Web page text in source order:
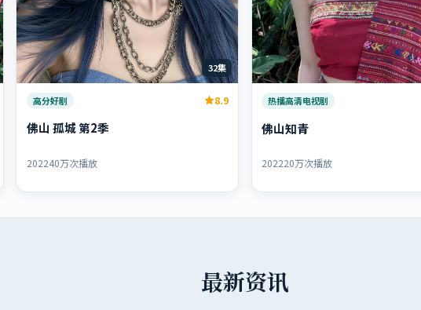
32集
高分好剧 8.9
佛山 孤城 第2季
202240万次播放
热播高清电视剧
佛山知青
202220万次播放
最新资讯